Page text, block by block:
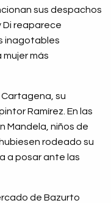
sus despachos
reaparece
inagotables
más
Cartagena, su
Ramírez. En las
Mandela, niños de
rodeado su
a posar ante las
de Bazurto